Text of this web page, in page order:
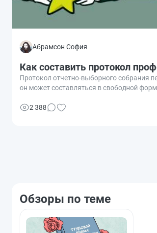
Абрамсон София
Как составить протокол
Протокол отчетно-выборного собрания
он может составляться в свободной
2 388
Обзоры по теме